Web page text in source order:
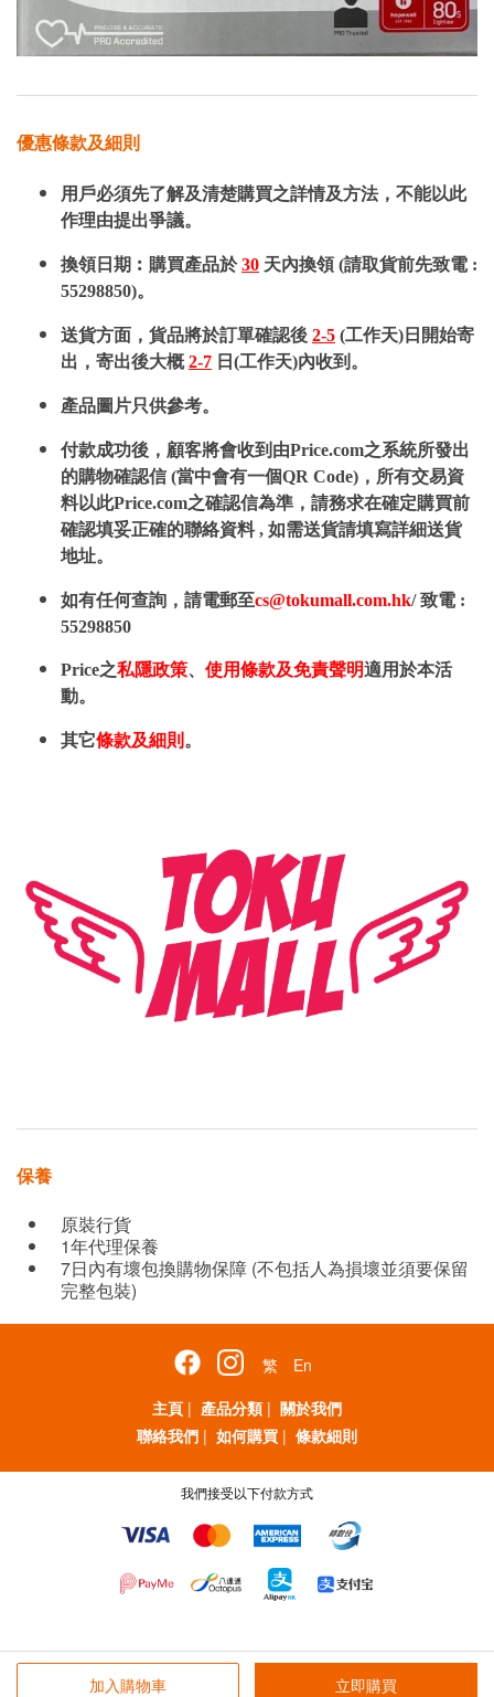
加入購物車 立即購買
優惠條款及細則
用戶必須先了解及清楚購買之詳情及方法，不能以此
作理由提出爭議。
換領日期︰購買產品於30 天內換領 (請取貨前先致電 :
55298850)。
送貨方面，貨品將於訂單確認後 2-5 (工作天)日開始寄
出，寄出後大概2-7 日(工作天)內收到。
產品圖片只供參考。
付款成功後，顧客將會收到由Price.com之系統所發出
的購物確認信 (當中會有一個QR Code)，所有交易資
料以此Price.com之確認信為準，請務求在確定購買前
確認填妥正確的聯絡資料 , 如需送貨請填寫詳細送貨
地址。
如有任何查詢，請電郵至cs@tokumall.com.hk/ 致電 :
55298850
Price之私隱政策、 使用條款及免責聲明適用於本活
動。
其它條款及細則 。
保養
原裝行貨
1年代理保養
7日內有壞包換購物保障 (不包括人為損壞並須要保留
完整包裝)
繁
En
主頁 | 產品分類 | 關於我們
聯絡我們 | 如何購買 | 條款細則
我們接受以下付款方式